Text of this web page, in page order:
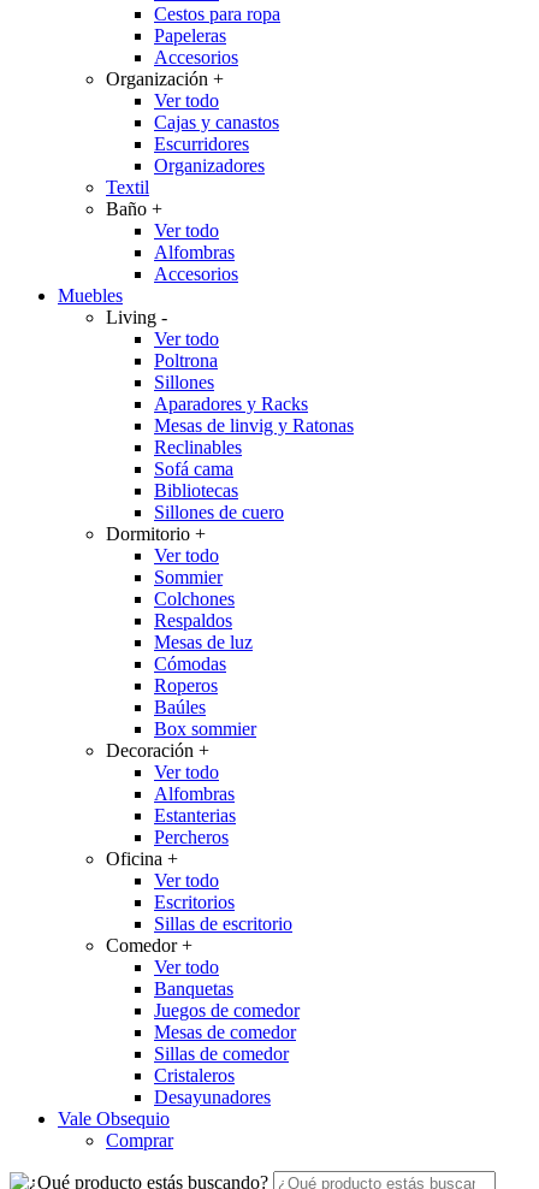
Cestos para ropa
Papeleras
Accesorios
Organización +
Ver todo
Cajas y canastos
Escurridores
Organizadores
Textil
Baño +
Ver todo
Alfombras
Accesorios
Muebles
Living -
Ver todo
Poltrona
Sillones
Aparadores y Racks
Mesas de linvig y Ratonas
Reclinables
Sofá cama
Bibliotecas
Sillones de cuero
Dormitorio +
Ver todo
Sommier
Colchones
Respaldos
Mesas de luz
Cómodas
Roperos
Baúles
Box sommier
Decoración +
Ver todo
Alfombras
Estanterias
Percheros
Oficina +
Ver todo
Escritorios
Sillas de escritorio
Comedor+
Ver todo
Banquetas
Juegos de comedor
Mesas de comedor
Sillas de comedor
Cristaleros
Desayunadores
Vale Obsequio
Comprar